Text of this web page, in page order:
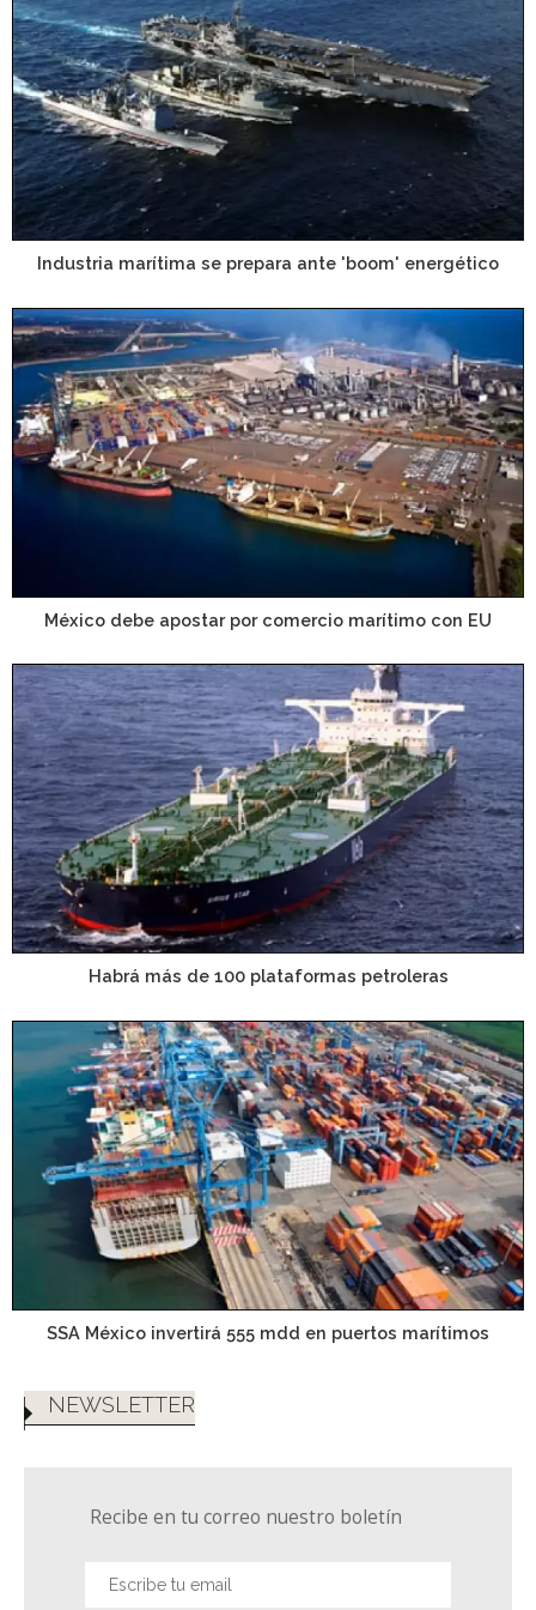
Industria marítima se prepara ante 'boom' energético
México debe apostar por comercio marítimo con EU
Habrá más de 100 plataformas petroleras
SSA México invertirá 555 mdd en puertos marítimos
NEWSLETTER
Recibe en tu correo nuestro boletín